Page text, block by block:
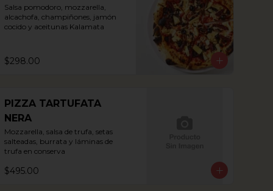
Salsa pomodoro, mozzarella,
alcachofa, champiñones, jamón
cocido y aceitunas Kalamata
$298.00
PIZZA TARTUFATA
NERA
Mozzarella, salsa de trufa, setas
salteadas, burrata y láminas de
trufa en conserva
$495.00